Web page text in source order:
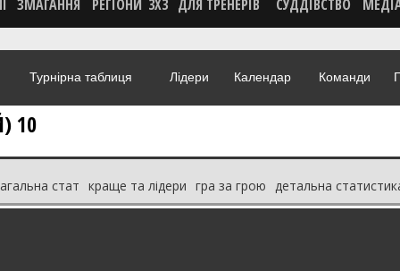
ЗМАГАННЯ РЕГІОНИ 3X3 ДЛЯ ТРЕНЕРІВ СУДДІВСТВО
Турнірна таблиця Лідери Календар Команди
10
стат краще та лідери гра за грою детальна